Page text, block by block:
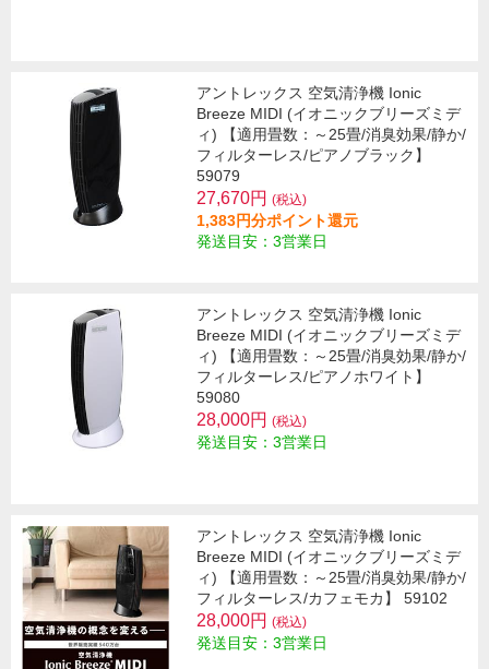
アントレックス 空気清浄機 Ionic
Breeze MIDI (イオニックブリーズミデ
ィ) 【適用畳数：～25畳/消臭効果/静か/
フィルターレス/ピアノブラック】
59079
27,670円 (税込)
1,383円分ポイント還元
発送目安：3営業日
アントレックス 空気清浄機 Ionic
Breeze MIDI (イオニックブリーズミデ
ィ) 【適用畳数：～25畳/消臭効果/静か/
フィルターレス/ピアノホワイト】
59080
28,000円 (税込)
発送目安：3営業日
アントレックス 空気清浄機 Ionic
Breeze MIDI (イオニックブリーズミデ
ィ) 【適用畳数：～25畳/消臭効果/静か/
フィルターレス/カフェモカ】 59102
28,000円 (税込)
発送目安：3営業日